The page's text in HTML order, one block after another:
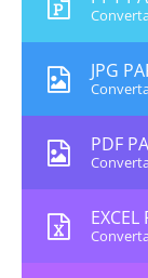
JPG
PDF
EXCEL